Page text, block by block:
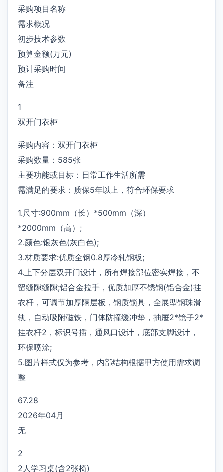
采购项目名称
需求概况
初步技术参数
预算金额(万元)
预计采购时间
备注
1
双开门衣柜
采购内容：双开门衣柜
采购数量：585张
主要功能或目标：日常工作生活所需
需满足的要求：质保5年以上，符合环保要求
1.尺寸:900mm（长）*500mm（深）
*2000mm（高）;
2.颜色:银灰色(灰白色);
3.材质要求:优质全钢0.8厚冷轧钢板;
4.上下分层双开门设计，所有焊接部位密实焊接，不
留缝隙缝隙;铝合金拉手，优质加厚不锈钢(铝合金)挂
衣杆，可调节加厚隔层板，钢质锁具，全展型钢珠滑
轨，自动吸附磁铁，门体防撞缓冲垫，抽屉2*镜子2*
挂衣杆2，标识号插，通风口设计，底部支脚设计，
环保喷涂;
5.图片样式仅为参考，内部结构根据甲方使用需求调
整
67.28
2026年04月
无
2
2人学习桌(含2张椅)